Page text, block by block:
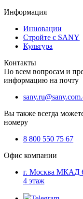
Информация
Инновации
Стройте с SANY
Культура
Контакты
По всем вопросам и
информацию на почту
Вы также всегда
номеру
8 800 550 75 67
Офис компании
г. Москва МКАД
4 этаж